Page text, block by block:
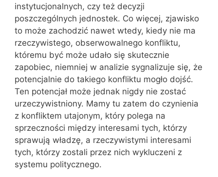
instytucjonalnych, czy też decyzji
poszczególnych jednostek. Co więcej, zjawisko
to może zachodzić nawet wtedy, kiedy nie ma
rzeczywistego, obserwowalnego konfliktu,
któremu być może udało się skutecznie
zapobiec, niemniej w analizie sygnalizuje się, że
potencjalnie do takiego konfliktu mogło dojść.
Ten potencjał może jednak nigdy nie zostać
urzeczywistniony. Mamy tu zatem do czynienia
z konfliktem utajonym, który polega na
sprzeczności między interesami tych, którzy
sprawują władzę, a rzeczywistymi interesami
tych, którzy zostali przez nich wykluczeni z
systemu politycznego.